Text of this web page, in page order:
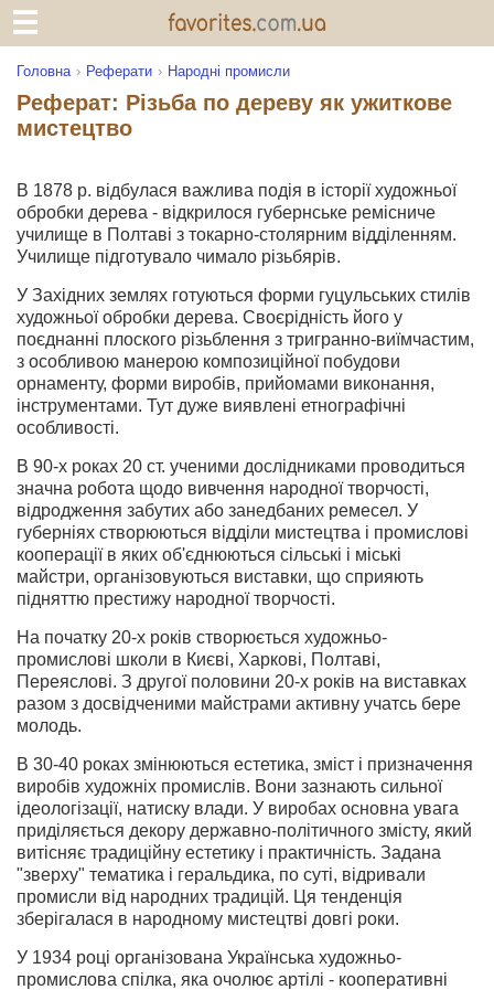
Головна Реферати Народні промисли
Реферат: Різьба по дереву як ужиткове
мистецтво
В 1878 р. відбулася важлива подія в історії художньої
обробки дерева - відкрилося губернське ремісниче
училище в Полтаві з токарно-столярним відділенням.
Училище підготувало чимало різьбярів.
У Західних землях готуються форми гуцульських стилів
художньої обробки дерева. Своєрідність його у
поєднанні плоского різьблення з тригранно-виїмчастим,
з особливою манерою композиційної побудови
орнаменту, форми виробів, прийомами виконання,
інструментами. Тут дуже виявлені етнографічні
особливості.
В 90-х роках 20 ст. ученими дослідниками проводиться
значна робота щодо вивчення народної творчості,
відродження забутих або занедбаних ремесел. У
губерніях створюються відділи мистецтва і промислові
кооперації в яких об'єднюються сільські і міські
майстри, організовуються виставки, що сприяють
підняттю престижу народної творчості.
На початку 20-х років створюється художньо-
промислові школи в Києві, Харкові, Полтаві,
Переяслові. З другої половини 20-х років на виставках
разом з досвідченими майстрами активну учатсь бере
молодь.
В 30-40 роках змінюються естетика, зміст і призначення
виробів художніх промислів. Вони зазнають сильної
ідеологізації, натиску влади. У виробах основна увага
приділяється декору державно-політичного змісту, який
витісняє традиційну естетику і практичність. Задана
"зверху" тематика і геральдика, по суті, відривали
промисли від народних традицій. Ця тенденція
зберігалася в народному мистецтві довгі роки.
У 1934 році організована Українська художньо-
промислова спілка, яка очолює артілі - кооперативні